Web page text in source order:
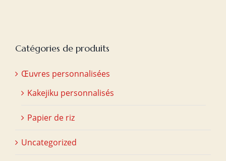
Catégories de produits
Œuvres personnalisées
Kakejiku personnalisés
Papier de riz
Uncategorized